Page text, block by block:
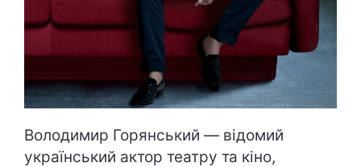
Володимир Горянський — відомий
український актор театру та кіно,